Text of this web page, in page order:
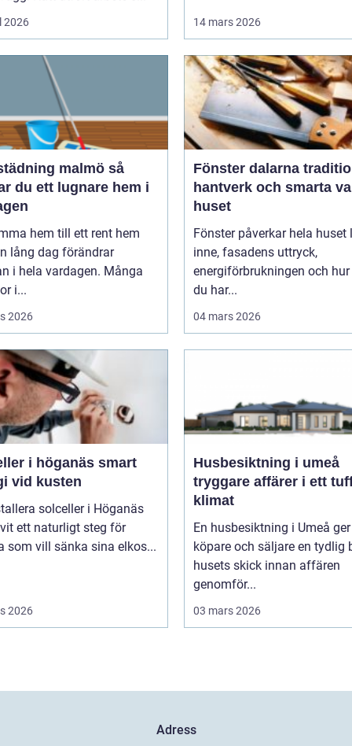
2026 14 mars 2026
malmö så
du ett lugnare hem i
hem till ett rent hem
lång dag förändrar
i hela vardagen. Många
i...
2026
Fönster dalarna tradition,
hantverk och smarta
huset
Fönster påverkar hela huset ljuset
inne, fasadens uttryck,
energiförbrukningen och
du har...
04 mars 2026
i höganäs smart
vid kusten
solceller i Höganäs
ett naturligt steg för
som vill sänka sina elkos...
2026
Husbesiktning i umeå
tryggare affärer i ett
klimat
En husbesiktning i Umeå ger
köpare och säljare en tydlig
husets skick innan affären
genomför...
03 mars 2026
Adress